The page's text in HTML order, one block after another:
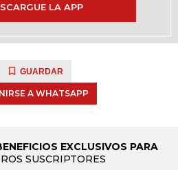
LA APP
GUARDAR
A WHATSAPP
EXCLUSIVOS PARA
SUSCRIPTORES